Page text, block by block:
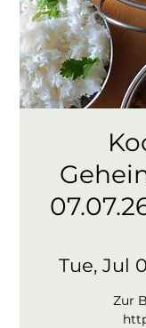
Tue, Jul
Zur